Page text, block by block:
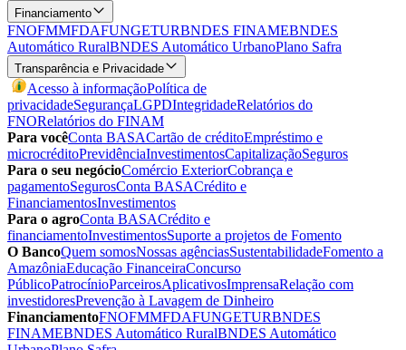
Financiamento
FNOFMMFDAFUNGETURBNDES FINAMEBNDES
Automático RuralBNDES Automático UrbanoPlano Safra
Transparência e Privacidade
Acesso à informaçãoPolítica de
privacidadeSegurançaLGPDIntegridadeRelatórios do
FNORelatórios do FINAM
Para vocêConta BASACartão de créditoEmpréstimo e
microcréditoPrevidênciaInvestimentosCapitalizaçãoSeguros
Para o seu negócioComércio ExteriorCobrança e
pagamentoSegurosConta BASACrédito e
FinanciamentosInvestimentos
Para o agroConta BASACrédito e
financiamentoInvestimentosSuporte a projetos de Fomento
O BancoQuem somosNossas agênciasSustentabilidadeFomento a
AmazôniaEducação FinanceiraConcurso
PúblicoPatrocínioParceirosAplicativosImprensaRelação com
investidoresPrevenção à Lavagem de Dinheiro
FinanciamentoFNOFMMFDAFUNGETURBNDES
FINAMEBNDES Automático RuralBNDES Automático